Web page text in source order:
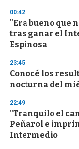
d
s
00:42
"Era bueno que
tras ganar el
Espinosa
23:45
Conocé los
nocturna del
22:49
"Tranquilo el
Peñarol e
Intermedio